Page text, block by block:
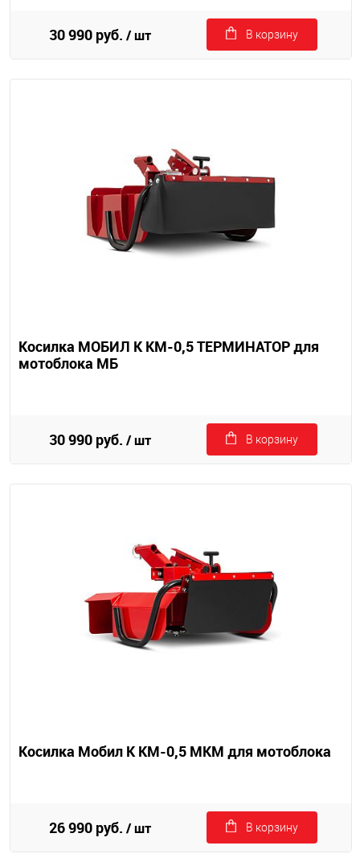
30 990 руб. / шт В корзину
Косилка МОБИЛ К КМ-0,5 ТЕРМИНАТОР для
мотоблока МБ
30 990 руб. / шт В корзину
Косилка Мобил К КМ-0,5 МКМ для мотоблока
26 990 руб. / шт В корзину